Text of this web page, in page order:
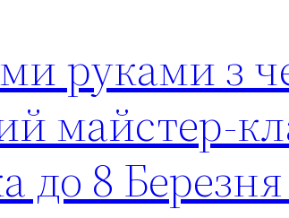
руками з
майстер-
до 8 Березня